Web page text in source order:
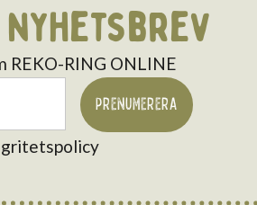
REKO-RING ONLINE
PRENUMERERA